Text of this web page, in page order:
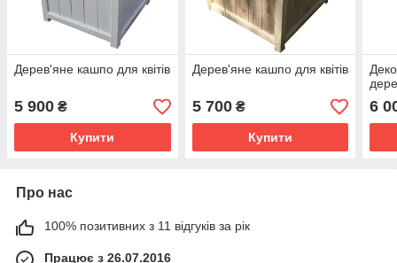
Дерев'яне кашпо для квітів
5 900 ₴
Купити
Дерев'яне кашпо для квітів
5 700₴
Купити
6
Про нас
100% позитивних з 11 відгуків за рік
Працює з 26.07.2016